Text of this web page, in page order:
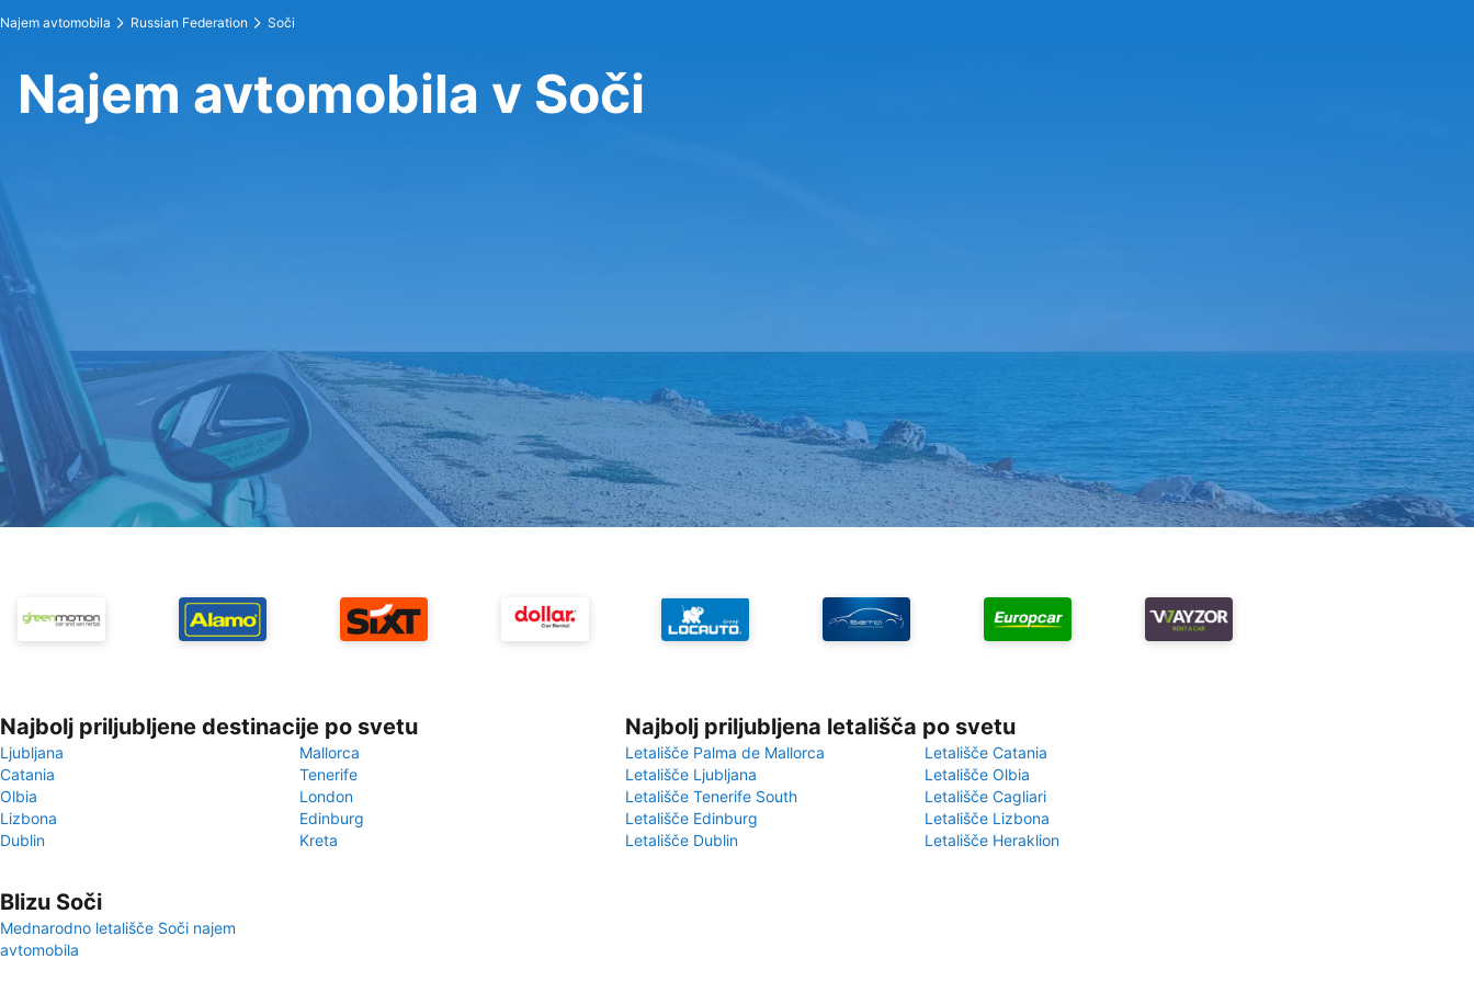
Najem avtomobila Russian Federation Soči
Najem avtomobila v Soči
Najbolj priljubljene destinacije po svetu
Ljubljana
Mallorca
Catania
Tenerife
Olbia
London
Lizbona
Edinburg
Dublin
Kreta
Najbolj priljubljena letališča po svetu
Letališče Palma de Mallorca
Letališče Catania
Letališče Ljubljana
Letališče Olbia
Letališče Tenerife South
Letališče Cagliari
Letališče Edinburg
Letališče Lizbona
Letališče Dublin
Letališče Heraklion
Blizu Soči
Mednarodno letališče Soči najem
avtomobila